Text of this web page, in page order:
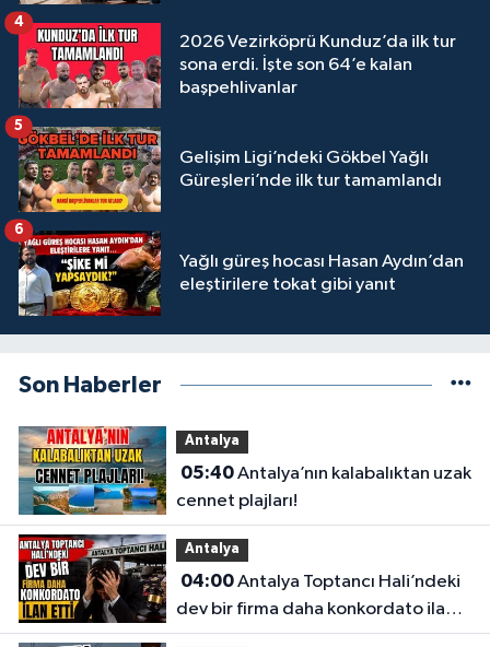
2026 Vezirköprü Kunduz’da ilk tur
sona erdi. İşte son 64’e kalan
başpehlivanlar
4
Gelişim Ligi’ndeki Gökbel Yağlı
Güreşleri’nde ilk tur tamamlandı
5
Yağlı güreş hocası Hasan Aydın’dan
eleştirilere tokat gibi yanıt
6
Son Haberler
Antalya
05:40Antalya’nın kalabalıktan uzak
cennet plajları!
Antalya
04:00Antalya Toptancı Hali’ndeki
dev bir firma daha konkordato ilan
etti